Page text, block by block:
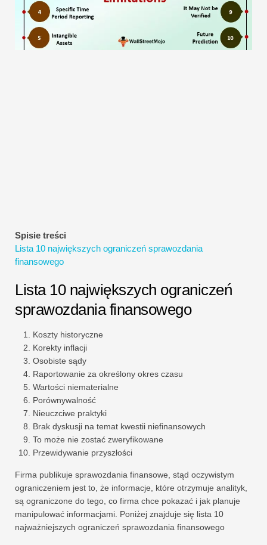
Samouczki dotyczące modelowania finansowego
Pełna forma
Spisie treści
Lista 10 największych ograniczeń sprawozdania
finansowego
Lista 10 największych ograniczeń
sprawozdania finansowego
Koszty historyczne
Korekty inflacji
Osobiste sądy
Raportowanie za określony okres czasu
Wartości niematerialne
Porównywalność
Nieuczciwe praktyki
Brak dyskusji na temat kwestii niefinansowych
To może nie zostać zweryfikowane
Przewidywanie przyszłości
Firma publikuje sprawozdania finansowe, stąd oczywistym
ograniczeniem jest to, że informacje, które otrzymuje analityk,
są ograniczone do tego, co firma chce pokazać i jak planuje
manipulować informacjami. Poniżej znajduje się lista 10
najważniejszych ograniczeń sprawozdania finansowego